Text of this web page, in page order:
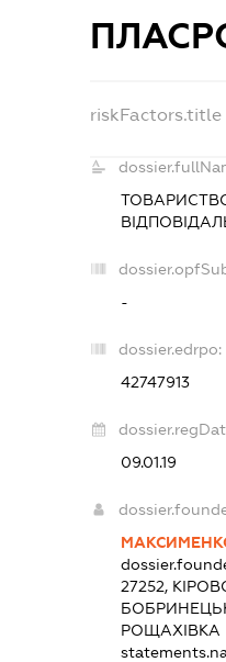
riskFactors.title
-
dossier.edrpo:
42747913
09.01.19
27252,
РОЩАХІВКА